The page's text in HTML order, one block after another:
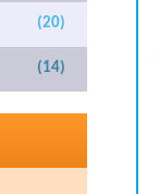
(20)
(14)